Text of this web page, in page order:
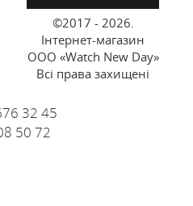
©2017 - 2026.
Інтернет-магазин
ООО «Watch New Day»
Всі права захищені
32 45
50 72